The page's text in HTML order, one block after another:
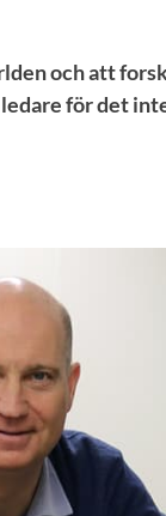
och att
ledare för det